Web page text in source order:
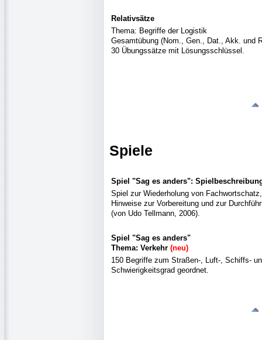
Relativsätze
Thema: Begriffe der Logistik
Gesamtübung (Nom., Gen., Dat., Akk. und
30 Übungssätze mit Lösungsschlüssel.
Spiele
Spiel "Sag es anders":
Spiel zur Wiederholung von Fachwortschatz,
Hinweise zur Vorbereitung und zur
(von Udo Tellmann, 2006).
Spiel "Sag es anders"
Thema: Verkehr (neu)
150 Begriffe zum Straßen-, Luft-, Schiffs-
Schwierigkeitsgrad geordnet.